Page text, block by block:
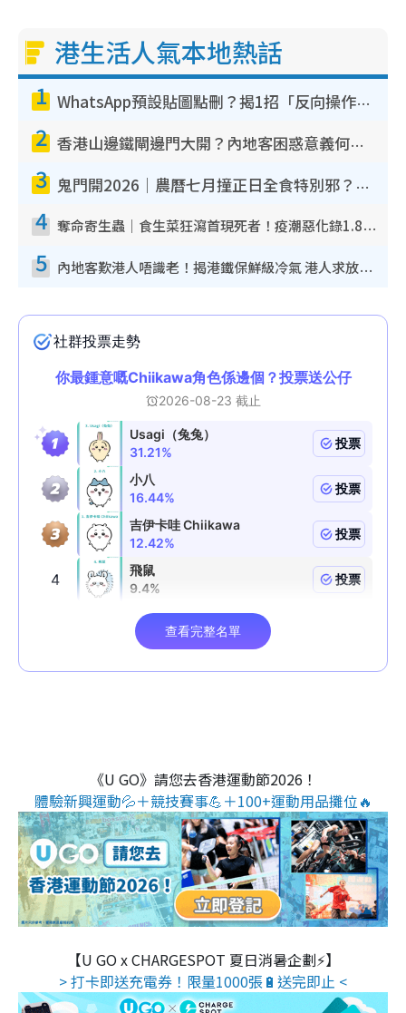
港生活人氣本地熱話
1 WhatsApp預設貼圖點刪？揭1招「反向操作」還原簡潔介面 附3步實測教學
2 香港山邊鐵閘邊門大開？內地客困惑意義何在！網民神回覆：呢種叫法理性防禦
3 鬼門開2026｜農曆七月撞正日全食特別邪？專家警告切忌做一事！揭4大禁忌+2招保平安
4 奪命寄生蟲｜食生菜狂瀉首現死者！疫潮惡化錄1.8萬宗病例 揭洗菜3大謬誤
5 內地客歎港人唔識老！揭港鐵保鮮級冷氣 港人求放過：咪投訴
《U GO》請您去香港運動節2026！
體驗新興運動💦＋競技賽事💪＋100+運動用品攤位🔥
【U GO x CHARGESPOT 夏日消暑企劃⚡】
> 打卡即送充電券！限量1000張🔋送完即止 <